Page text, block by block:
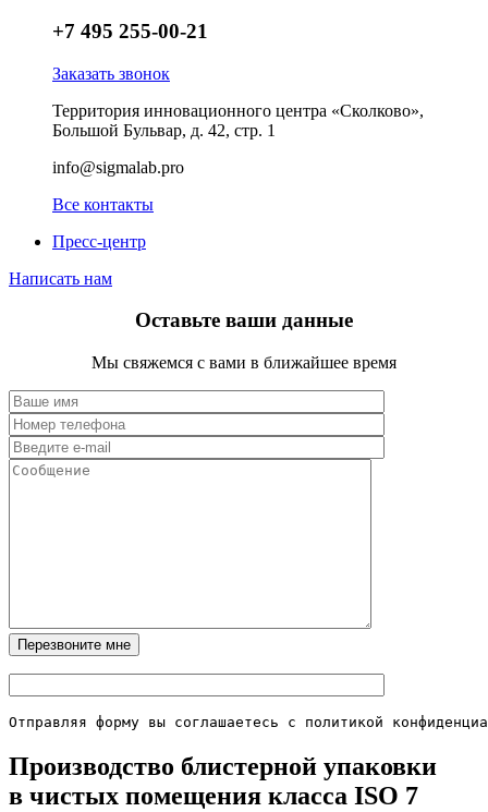
+7 495 255-00-21
Заказать звонок
Территория инновационного центра «Сколково»,
Большой Бульвар, д. 42, стр. 1
info@sigmalab.pro
Все контакты
Пресс-центр
Написать нам
Оставьте ваши данные
Мы свяжемся с вами в ближайшее время
Отправляя форму вы соглашаетесь с политикой
Производство блистерной упаковки
в чистых помещения класса ISO 7